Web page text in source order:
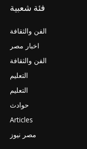
فئة شعبية
الفن والثقافة
اخبار مصر
الفن والثقافة
التعليم
التعليم
حوادث
Articles
مصر نيوز